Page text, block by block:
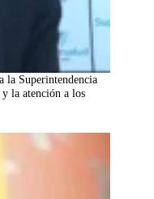
la Superintendencia
la atención a los